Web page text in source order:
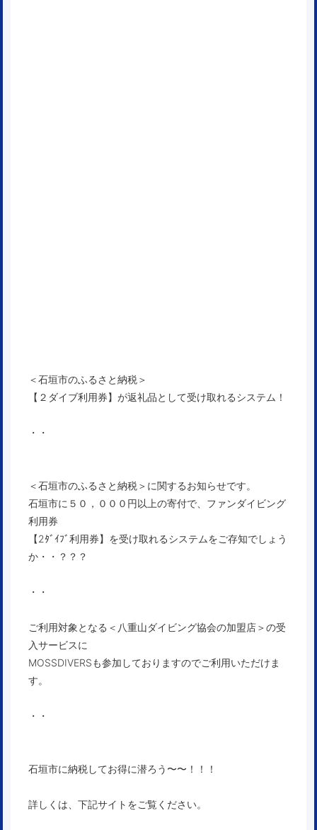
＜石垣市のふるさと納税＞
【２ダイブ利用券】が返礼品として受け取れるシステム！
・・
＜石垣市のふるさと納税＞に関するお知らせです。
石垣市に５０，０００円以上の寄付で、ファンダイビング
利用券
【2ﾀﾞｲﾌﾞ利用券】を受け取れるシステムをご存知でしょう
か・・？？？
・・
ご利用対象となる＜八重山ダイビング協会の加盟店＞の受
入サービスに
MOSSDIVERSも参加しておりますのでご利用いただけま
す。
・・
石垣市に納税してお得に潜ろう〜〜！！！
詳しくは、下記サイトをご覧ください。